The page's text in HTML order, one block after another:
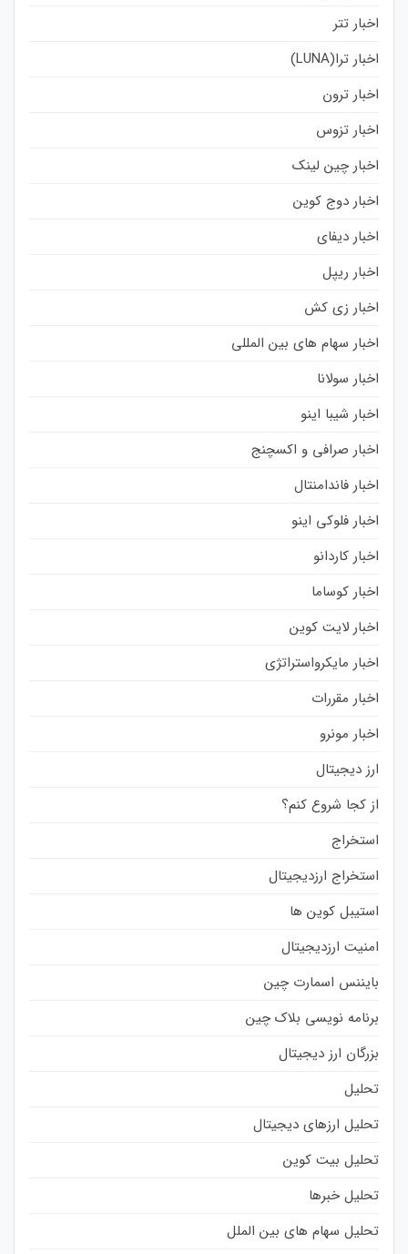
اخبار تتر
اخبار ترا(LUNA)
اخبار ترون
اخبار تزوس
اخبار چین لینک
اخبار دوج کوین
اخبار دیفای
اخبار ریپل
اخبار زی کش
اخبار سهام های بین المللی
اخبار سولانا
اخبار شیبا اینو
اخبار صرافی و اکسچنج
اخبار فاندامنتال
اخبار فلوکی اینو
اخبار کاردانو
اخبار کوساما
اخبار لایت کوین
اخبار مایکرواستراتژی
اخبار مقررات
اخبار مونرو
ارز دیجیتال
از کجا شروع کنم؟
استخراج
استخراج ارزدیجیتال
استیبل کوین ها
امنیت ارزدیجیتال
بایننس اسمارت چین
برنامه نویسی بلاک چین
بزرگان ارز دیجیتال
تحلیل
تحلیل ارزهای دیجیتال
تحلیل بیت کوین
تحلیل خبرها
تحلیل سهام های بین الملل